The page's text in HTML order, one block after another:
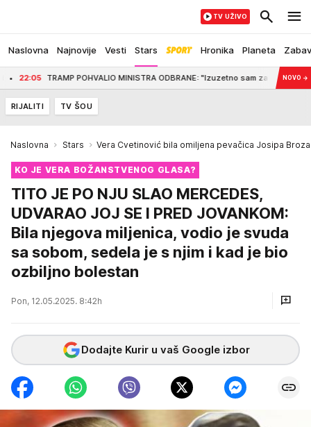
Naslovna Najnovije Vesti Stars Hronika Planeta
TV UŽIVO
POHVALIO MINISTRA ODBRANE: "Izuzetno sam zadovoljan poslom koji Pit
NOVO →
RIJALITI TV ŠOU
Naslovna Stars Vera Cvetinović bila omiljena pevačica Josipa Broza
KO JE VERA BOŽANSTVENOG GLASA?
TITO JE PO NJU SLAO MERCEDES,
UDVARAO JOJ SE I PRED JOVANKOM:
Bila njegova miljenica, vodio je svuda
sa sobom, sedela je s njim i kad je bio
ozbiljno bolestan
Pon, 12.05.2025. 8:42h
Dodajte Kurir u vaš Google izbor